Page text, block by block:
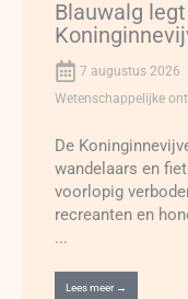
Blauwalg
7 augustus 2026
Wetenschappelijke
De
wandelaars en
voorlopig
recreanten en
...
Lees meer →